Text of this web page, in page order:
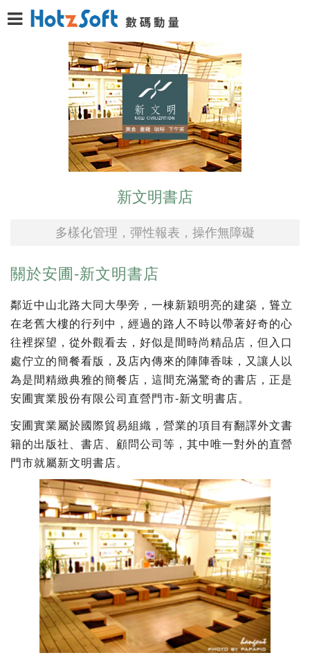
新文明書店
多樣化管理，彈性報表，操作無障礙
關於安圃-新文明書店
鄰近中山北路大同大學旁，一棟新穎明亮的建築，聳立
在老舊大樓的行列中，經過的路人不時以帶著好奇的心
往裡探望，從外觀看去，好似是間時尚精品店，但入口
處佇立的簡餐看版，及店內傳來的陣陣香味，又讓人以
為是間精緻典雅的簡餐店，這間充滿驚奇的書店，正是
安圃實業股份有限公司直營門市-新文明書店。
安圃實業屬於國際貿易組織，營業的項目有翻譯外文書
籍的出版社、書店、顧問公司等，其中唯一對外的直營
門市就屬新文明書店。